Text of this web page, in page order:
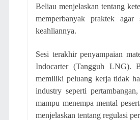
Beliau menjelaskan tentang
memperbanyak praktek
keahliannya.
Sesi terakhir penyampaian
Indocarter (Tangguh LNG).
memiliki peluang kerja tidak
industry seperti
mampu menempa mental
menjelaskan tentang regulasi